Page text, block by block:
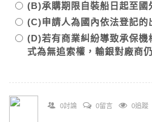
(B)承購期限自裝船日起至國
(C)申請人為國內依法登記的
(D)若有商業糾紛導致承保機
式為無追索權，輸銀對廠商
0討論 0留言 0追蹤